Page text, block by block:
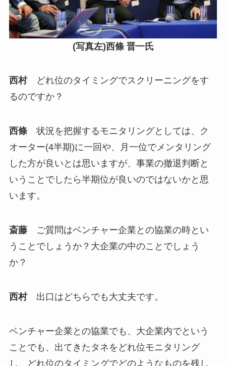
(写真左)西條 晋一氏
西村どれ位のタイミングでスクリーニングをす
るのですか？
西條状況を把握するモニタリングとしては、ク
オーター(4半期)に一回や、月一位でメンタリング
した方が良いとは思いますが、事業の撤退判断と
いうことでしたら半期位が良いのではないかと思
います。
斎藤ご質問はベンチャー企業との協業の時とい
うことでしょうか？大企業の中のことでしょう
か？
西村出口はどちらでも大丈夫です。
ベンチャー企業との協業でも、大企業内でという
ことでも、出てきたタネをどれ位モニタリング
し、どれ位のタイミングでどのようなものを残し